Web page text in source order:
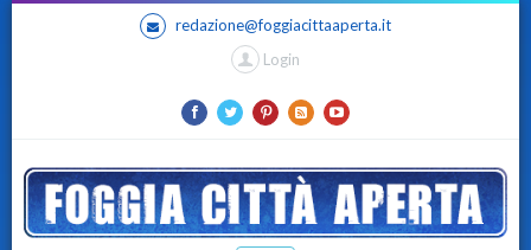
redazione@foggiacittaaperta.it
Login